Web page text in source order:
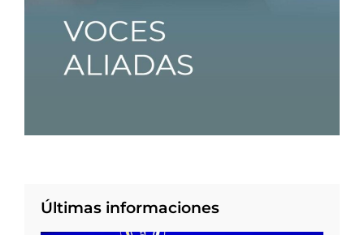
Últimas informaciones